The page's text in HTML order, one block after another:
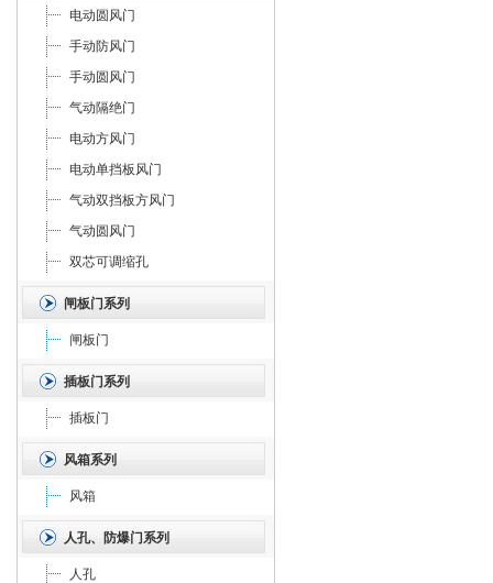
电动圆风门
手动防风门
手动圆风门
气动隔绝门
电动方风门
电动单挡板风门
气动双挡板方风门
气动圆风门
双芯可调缩孔
闸板门系列
闸板门
插板门系列
插板门
风箱系列
风箱
人孔、防爆门系列
人孔